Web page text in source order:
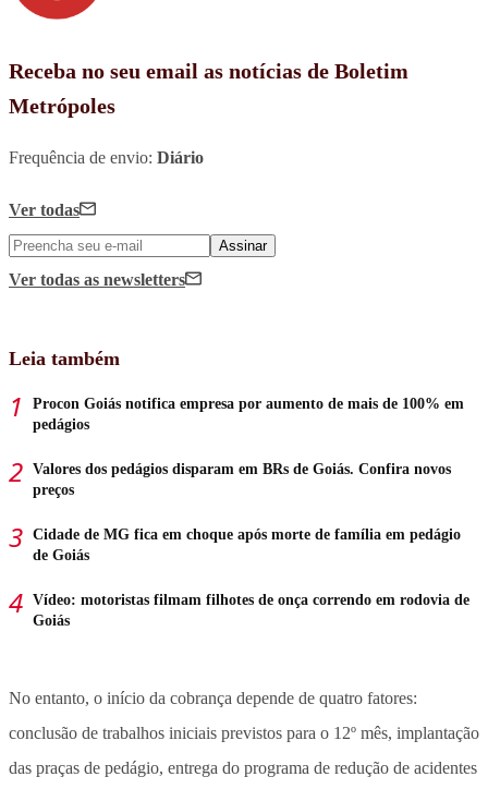
Receba no seu email as notícias de Boletim
Metrópoles
Frequência de envio: Diário
Ver todas
Assinar
Ver todas as newsletters
Leia também
Procon Goiás notifica empresa por aumento de mais de 100% em
pedágios
Valores dos pedágios disparam em BRs de Goiás. Confira novos
preços
Cidade de MG fica em choque após morte de família em pedágio
de Goiás
Vídeo: motoristas filmam filhotes de onça correndo em rodovia de
Goiás
No entanto, o início da cobrança depende de quatro fatores:
conclusão de trabalhos iniciais previstos para o 12º mês, implantação
das praças de pedágio, entrega do programa de redução de acidentes